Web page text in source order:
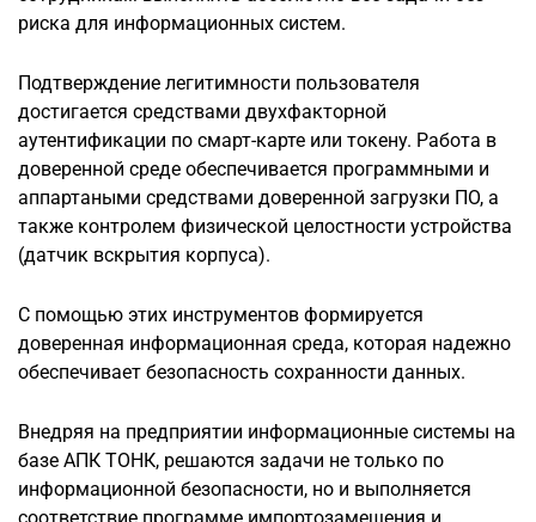
риска для информационных систем.
Подтверждение легитимности пользователя
достигается средствами двухфакторной
аутентификации по смарт-карте или токену. Работа в
доверенной среде обеспечивается программными и
аппартаными средствами доверенной загрузки ПО, а
также контролем физической целостности устройства
(датчик вскрытия корпуса).
С помощью этих инструментов формируется
доверенная информационная среда, которая надежно
обеспечивает безопасность сохранности данных.
Внедряя на предприятии информационные системы на
базе АПК ТОНК, решаются задачи не только по
информационной безопасности, но и выполняется
соответствие программе импортозамещения и